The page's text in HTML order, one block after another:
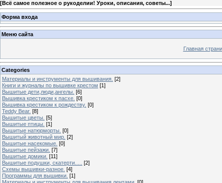
[Всё самое полезное о рукоделии! Уроки, описания, советы...]
Форма входа
Меню сайта
Главная
Categories
Материалы и инструменты для вышивания. [2]
Книги и журналы по вышивке крестом [1]
Вышитые дети,люди,ангелы. [6]
Вышивка крестиком к пасхе. [0]
Вышивка крестиком к рождеству. [0]
Teddy Bear. [8]
Вышитые цветы. [5]
Вышитые птицы. [1]
Вышитые натюрморты. [0]
Вышитый животный мир. [2]
Вышитые насекомые. [0]
Вышитые пейзажи. [7]
Вышитые домики. [11]
Вышитые подушки, скатерти.....
[2]
Схемы вышивки-разное. [4]
Программы для вышивки. [1]